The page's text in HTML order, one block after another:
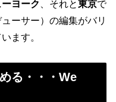
ヨーク 、それと東京で
ューサー）の編集がバリ
ます。
る・・・We